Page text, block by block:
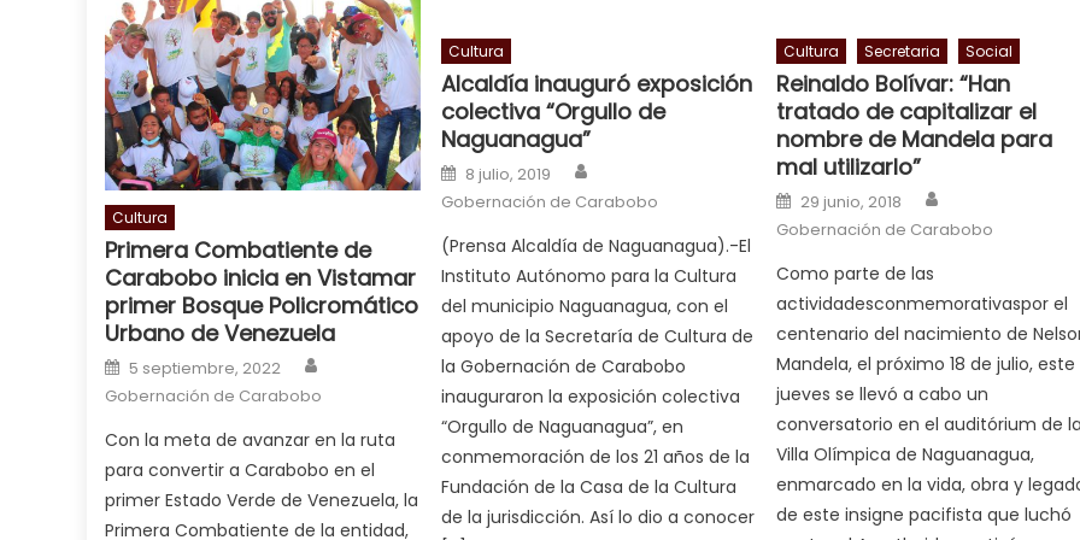
is
a
cuckold,
nice
milf
in
squirting
आपक
न
ह
भ
क
त
क
स
लग
Cultura
Primera Combatiente de
Carabobo inicia en Vistamar
primer Bosque Policromático
Urbano de Venezuela
Posted on
5 septiembre, 2022
Gobernación de Carabobo
Con la meta de avanzar en la ruta
para convertir a Carabobo en el
primer Estado Verde de Venezuela, la
Primera Combatiente de la entidad,
Cultura
Alcaldía inauguró exposición
colectiva “Orgullo de
Naguanagua”
Posted on
8 julio, 2019
Gobernación de Carabobo
(Prensa Alcaldía de Naguanagua).-El
Instituto Autónomo para la Cultura
del municipio Naguanagua, con el
apoyo de la Secretaría de Cultura de
la Gobernación de Carabobo
inauguraron la exposición colectiva
“Orgullo de Naguanagua”, en
conmemoración de los 21 años de la
Fundación de la Casa de la Cultura
de la jurisdicción. Así lo dio a conocer
Cultura Secretaria Social
Reinaldo Bolívar: “Han
tratado de capitalizar el
nombre de Mandela para
mal utilizarlo”
Posted on
29 junio, 2018
Gobernación de Carabobo
Como parte de las
actividadesconmemorativaspor el
centenario del nacimiento de
Mandela, el próximo 18 de julio, este
jueves se llevó a cabo un
conversatorio en el auditórium de la
Villa Olímpica de Naguanagua,
enmarcado en la vida, obra y
de este insigne pacifista que luchó